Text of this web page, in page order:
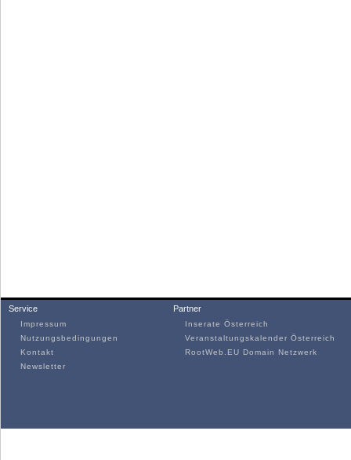
Service
Impressum
Nutzungsbedingungen
Kontakt
Newsletter
Partner
Inserate Österreich
Veranstaltungskalender Österreich
RootWeb.EU Domain Netzwerk